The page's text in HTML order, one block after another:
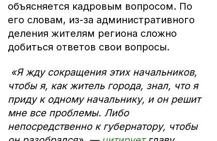
объясняется кадровым вопросом. По
его словам, из-за административного
деления жителям региона сложно
добиться ответов свои вопросы.
«Я жду сокращения этих начальников,
чтобы я, как житель города, знал, что я
приду к одному начальнику, и он решит
мне все проблемы. Либо
непосредственно к губернатору, чтобы